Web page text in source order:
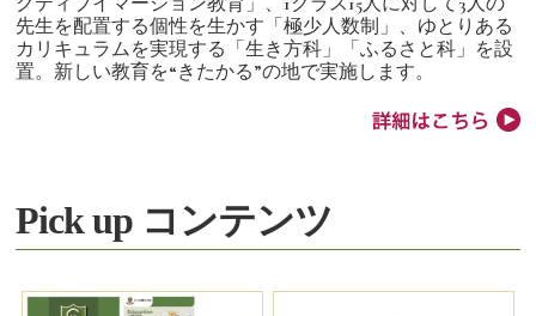
先生を配置する個性を生かす「極少人数制」、ゆとりある
カリキュラムを実現する「生き方科」「ふるさと科」を設
置。新しい教育を“きたかる”の地で実施します。
Pick up コンテンツ